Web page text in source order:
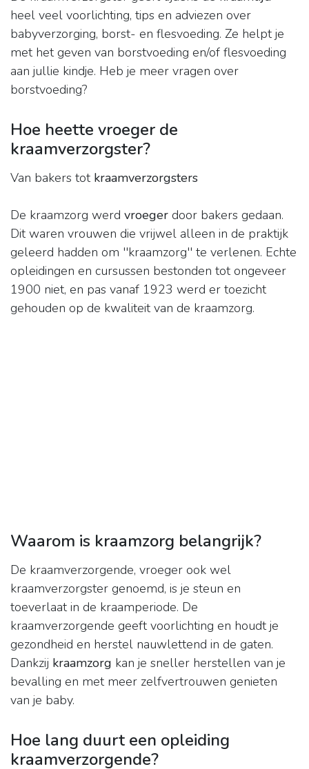
heel veel voorlichting, tips en adviezen over
babyverzorging, borst- en flesvoeding. Ze helpt je
met het geven van borstvoeding en/of flesvoeding
aan jullie kindje. Heb je meer vragen over
borstvoeding?
Hoe heette vroeger de
kraamverzorgster?
Van bakers tot kraamverzorgsters
De kraamzorg werd vroeger door bakers gedaan.
Dit waren vrouwen die vrijwel alleen in de praktijk
geleerd hadden om ''kraamzorg'' te verlenen. Echte
opleidingen en cursussen bestonden tot ongeveer
1900 niet, en pas vanaf 1923 werd er toezicht
gehouden op de kwaliteit van de kraamzorg.
Waarom is kraamzorg belangrijk?
De kraamverzorgende, vroeger ook wel
kraamverzorgster genoemd, is je steun en
toeverlaat in de kraamperiode. De
kraamverzorgende geeft voorlichting en houdt je
gezondheid en herstel nauwlettend in de gaten.
Dankzij kraamzorg kan je sneller herstellen van je
bevalling en met meer zelfvertrouwen genieten
van je baby.
Hoe lang duurt een opleiding
kraamverzorgende?